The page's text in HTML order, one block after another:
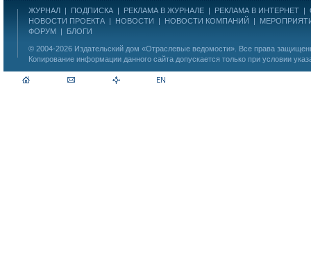
ЖУРНАЛ | ПОДПИСКА | РЕКЛАМА В ЖУРНАЛЕ | РЕКЛАМА В ИНТЕРНЕТ |
НОВОСТИ ПРОЕКТА | НОВОСТИ | НОВОСТИ КОМПАНИЙ |
ФОРУМ | БЛОГИ
© 2004-2026 Издательский дом «Отраслевые ведомости» . Все права
Копирование информации данного сайта допускается только при условии